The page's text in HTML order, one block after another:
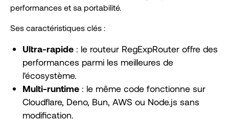
performances et sa portabilité.
Ses caractéristiques clés :
Ultra-rapide : le routeur RegExpRouter offre des
performances parmi les meilleures de
l'écosystème.
Multi-runtime : le même code fonctionne sur
Cloudflare, Deno, Bun, AWS ou Node.js sans
modification.